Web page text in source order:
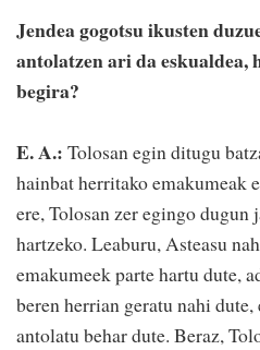
Jendea gogotsu ikusten
antolatzen ari da
begira?
E. A.: Tolosan egin ditugu
hainbat herritako emakumeak
ere, Tolosan zer egingo dugun
hartzeko. Leaburu, Asteasu
emakumeek parte hartu dute,
beren herrian geratu nahi
antolatu behar dute. Beraz,